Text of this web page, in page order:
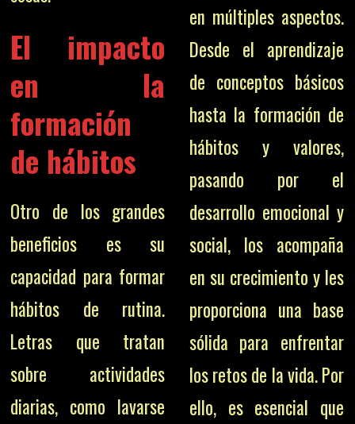
El impacto
en la
formación
de hábitos
Otro de los grandes
beneficios es su
capacidad para formar
hábitos de rutina.
Letras que tratan
sobre actividades
diarias, como lavarse
en múltiples aspectos.
Desde el aprendizaje
de conceptos básicos
hasta la formación de
hábitos y valores,
pasando por el
desarrollo emocional y
social, los acompaña
en su crecimiento y les
proporciona una base
sólida para enfrentar
los retos de la vida. Por
ello, es esencial que